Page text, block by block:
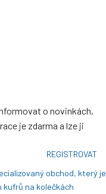
o novinkách,
je zdarma a lze ji
REGISTROVAT
obchod, který je
kufrů na kolečkách